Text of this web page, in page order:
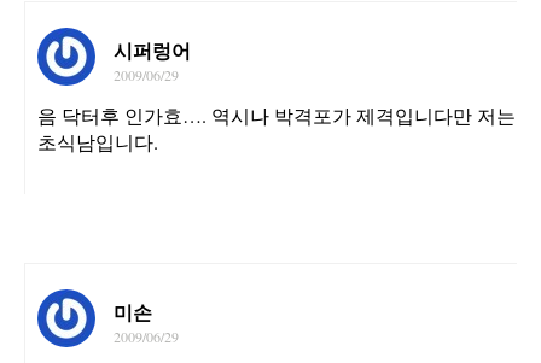
시퍼렁어
2009/06/29
음 닥터후 인가효…. 역시나 박격포가 제격입니다만 저는
초식남입니다.
미손
2009/06/29